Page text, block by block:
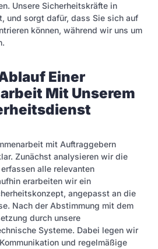
Unsere Sicherheitskräfte in
und sorgt dafür, dass Sie sich auf
können, während wir uns um
Einer
Mit Unserem
mit Auftraggebern
Zunächst analysieren wir die
alle relevanten
erarbeiten wir ein
angepasst an die
Nach der Abstimmung mit dem
durch unsere
Systeme. Dabei legen wir
und regelmäßige